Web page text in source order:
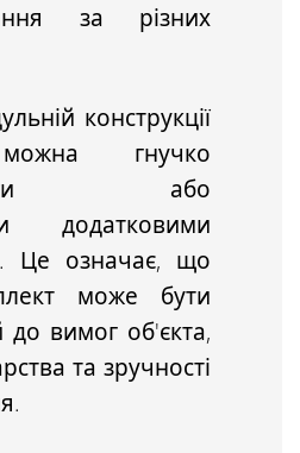
за різних
конструкції
можна гнучко
або
додатковими
. Це означає, що
може бути
до вимог об'єкта,
та зручності